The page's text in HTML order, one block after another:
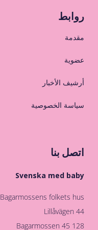
روابط
مقدمة
عضوية
أرشيف الأخبار
سياسة الخصوصية
اتصل بنا
Svenska med baby
Bagarmossens folkets hus
Lillåvägen 44
128 45 Bagarmossen